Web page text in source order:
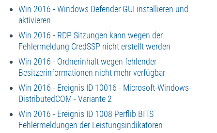
Win 2016 - Windows Defender GUI installieren und
aktivieren
Win 2016 - RDP Sitzungen kann wegen der
Fehlermeldung CredSSP nicht erstellt werden
Win 2016 - Ordnerinhalt wegen fehlender
Besitzerinformationen nicht mehr verfügbar
Win 2016 - Ereignis ID 10016 - Microsoft-Windows-
DistributedCOM - Variante 2
Win 2016 - Ereignis ID 1008 Perflib BITS
Fehlermeldungen der Leistungsindikatoren